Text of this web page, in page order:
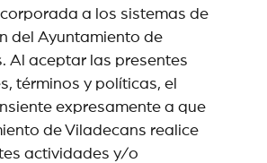
a los sistemas de
del Ayuntamiento de
Al aceptar las presentes
términos y políticas, el
expresamente a que
de Viladecans realice
actividades y/o